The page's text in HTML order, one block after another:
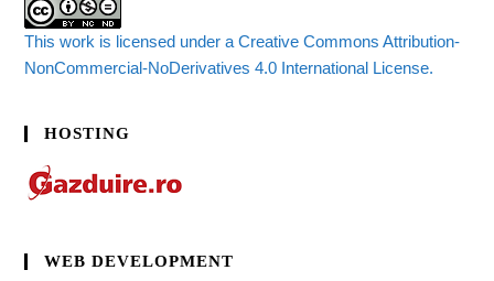
This work is licensed under a Creative Commons Attribution-
NonCommercial-NoDerivatives 4.0 International License.
HOSTING
WEB DEVELOPMENT